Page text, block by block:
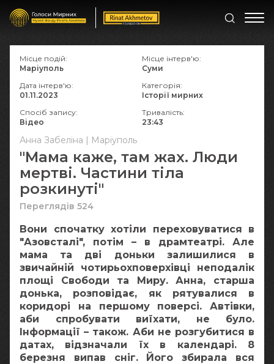
Анна Забеліна | Маріуполь
"Мама каже, там жах. Люди
мертві. Частини тіла
розкинуті"
Переглядів 524
Вони спочатку хотіли переховуватися в
"Азовсталі", потім – в драмтеатрі. Але
мама та дві доньки залишилися в
звичайній чотирьохповерхівці неподалік
площі Свободи та Миру. Анна, старша
донька, розповідає, як рятувалися в
коридорі на першому поверсі. Автівки,
аби спробувати виїхати, не було.
Інформації – також. Аби не розгубитися в
датах, відзначали їх в календарі. 8
березня випав сніг. Його збирала вся
Місце подій:
Маріуполь
Місце інтерв'ю:
Суми
Дата інтерв'ю:
01.11.2023
Категорія:
Історії мирних
Спосіб запису:
Відео
Тривалість:
23:43